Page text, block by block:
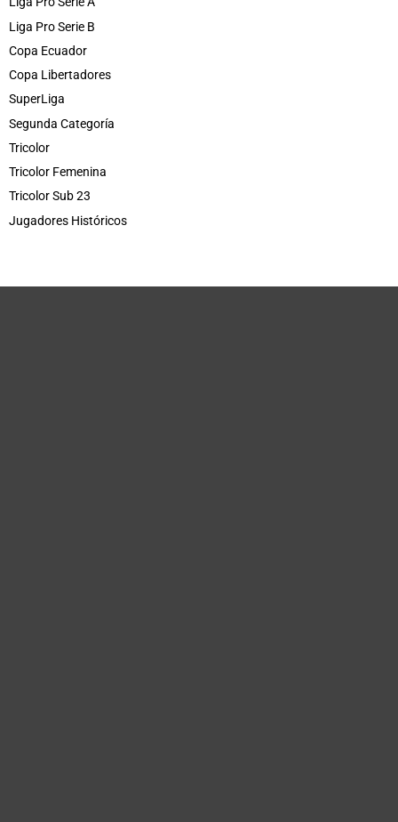
Liga Pro Serie B
Copa Ecuador
Copa Libertadores
SuperLiga
Segunda Categoría
Tricolor
Tricolor Femenina
Tricolor Sub 23
Jugadores Históricos